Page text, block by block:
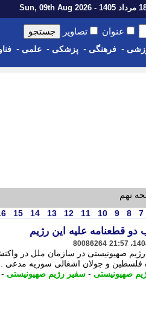
عنوان تصاویر
- فرهنگی - پزشکی - علمی -
نهم
7
8
9
10
11
12
13
14
15
قطعنامه علیه این رژیم
80086264
صهیونیستی در سازمان ملل در
فلسطین و جولان اشغالی سوریه مدعی ...
صهیونیستی - سفیر رژیم صهیونیستی -